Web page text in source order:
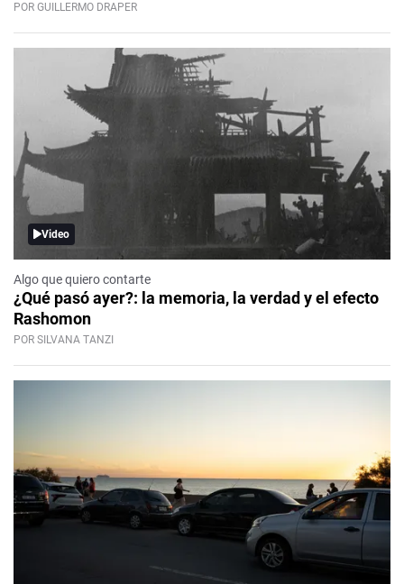
POR GUILLERMO DRAPER
Video
Algo que quiero contarte
¿Qué pasó ayer?: la memoria, la verdad y el efecto
Rashomon
POR SILVANA TANZI